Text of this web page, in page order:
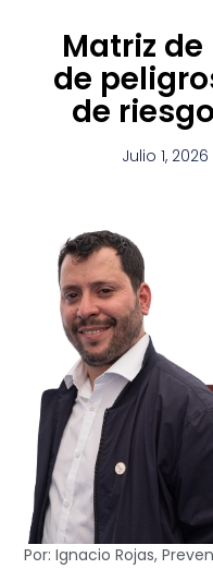
Matriz
de
de
Julio 1, 2026
Por: Ignacio Rojas,